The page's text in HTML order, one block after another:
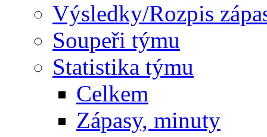
Výsledky/Rozpis
Soupeři týmu
Statistika týmu
Celkem
Zápasy, minuty